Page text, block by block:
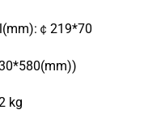
￠219*70
kg